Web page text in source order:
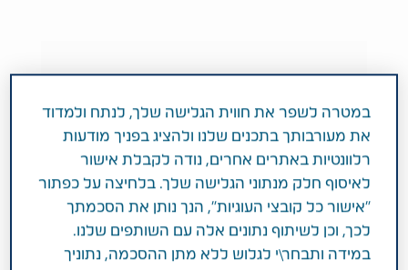
במטרה לשפר את חווית הגלישה שלך, לנתח ולמדוד
את מעורבותך בתכנים שלנו ולהציג בפניך מודעות
רלוונטיות באתרים אחרים, נודה לקבלת אישור
לאיסוף חלק מנתוני הגלישה שלך. בלחיצה על כפתור
"אישור כל קובצי העוגיות", הנך נותן את הסכמתך
לכך, וכן לשיתוף נתונים אלה עם השותפים שלנו.
במידה ותבחר\י לגלוש ללא מתן ההסכמה, נתוניך